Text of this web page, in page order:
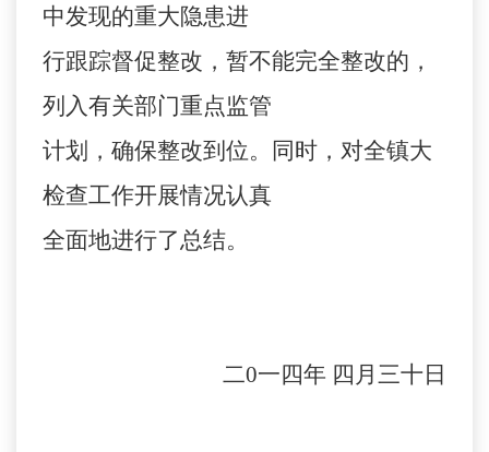
中发现的重大隐患进
行跟踪督促整改，暂不能完全整改的，
列入有关部门重点监管
计划，确保整改到位。同时，对全镇大
检查工作开展情况认真
全面地进行了总结。
二0一四年 四月三十日